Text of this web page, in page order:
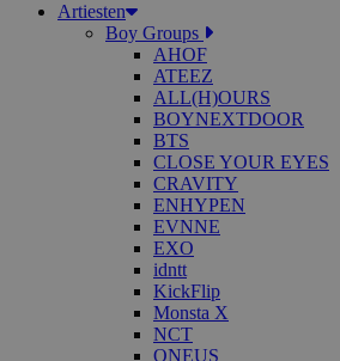
Artiesten
Boy Groups
AHOF
ATEEZ
ALL(H)OURS
BOYNEXTDOOR
BTS
CLOSE YOUR EYES
CRAVITY
ENHYPEN
EVNNE
EXO
idntt
KickFlip
Monsta X
NCT
ONEUS